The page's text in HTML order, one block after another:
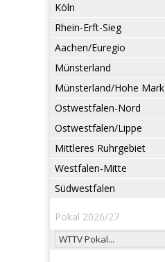
Köln
Rhein-Erft-Sieg
Aachen/Euregio
Münsterland
Münsterland/Hohe Mark
Ostwestfalen-Nord
Ostwestfalen/Lippe
Mittleres Ruhrgebiet
Westfalen-Mitte
Südwestfalen
Pokal 2026/27